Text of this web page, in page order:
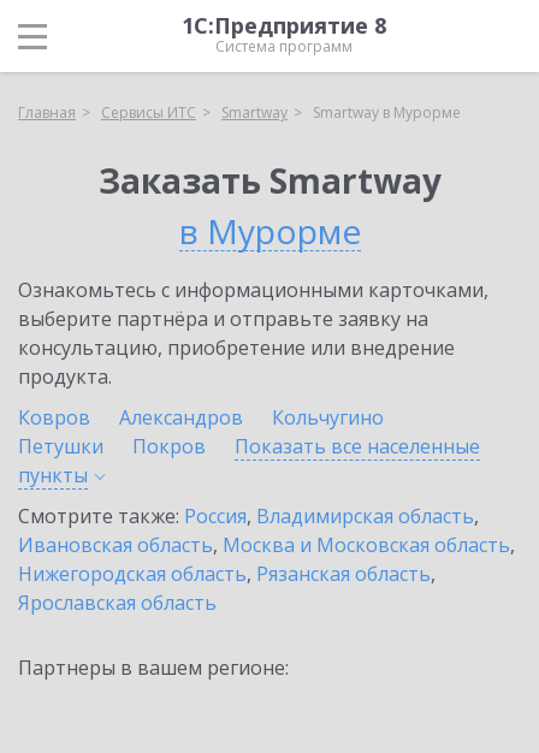
1С:Предприятие 8
Система программ
Главная Сервисы ИТС Smartway Smartway в Мурорме
Заказать Smartway
в Мурорме
Ознакомьтесь с информационными карточками,
выберите партнёра и отправьте заявку на
консультацию, приобретение или внедрение
продукта.
Ковров
Александров
Кольчугино
Петушки
Покров
Показать все населенные
пункты
Смотрите также: Россия, Владимирская область,
Ивановская область, Москва и Московская область,
Нижегородская область, Рязанская область,
Ярославская область
Партнеры в вашем регионе: